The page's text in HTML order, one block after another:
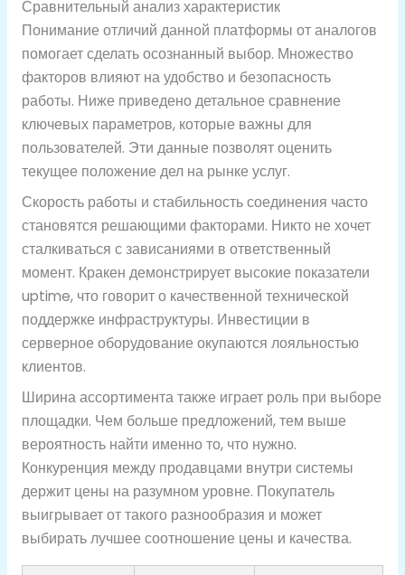
Сравнительный анализ характеристик
Понимание отличий данной платформы от аналогов
помогает сделать осознанный выбор. Множество
факторов влияют на удобство и безопасность
работы. Ниже приведено детальное сравнение
ключевых параметров, которые важны для
пользователей. Эти данные позволят оценить
текущее положение дел на рынке услуг.
Скорость работы и стабильность соединения часто
становятся решающими факторами. Никто не хочет
сталкиваться с зависаниями в ответственный
момент. Кракен демонстрирует высокие показатели
uptime, что говорит о качественной технической
поддержке инфраструктуры. Инвестиции в
серверное оборудование окупаются лояльностью
клиентов.
Ширина ассортимента также играет роль при выборе
площадки. Чем больше предложений, тем выше
вероятность найти именно то, что нужно.
Конкуренция между продавцами внутри системы
держит цены на разумном уровне. Покупатель
выигрывает от такого разнообразия и может
выбирать лучшее соотношение цены и качества.